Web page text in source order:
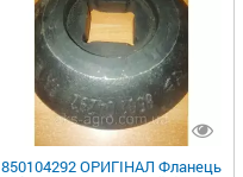
850104292 ОРИГІНАЛ Фланець